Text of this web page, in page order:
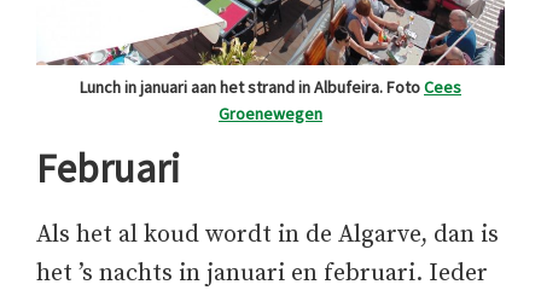
Lunch in januari aan het strand in Albufeira. FotoCees
Groenewegen
Februari
Als het al koud wordt in de Algarve, dan is
het ’s nachts in januari en februari. Ieder